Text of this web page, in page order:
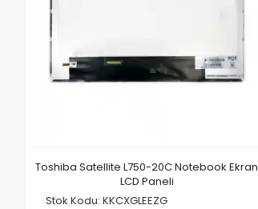
Toshiba Satellite L750-20C Notebook Ekran
LCD Paneli
Stok Kodu: KKCXGLEEZG